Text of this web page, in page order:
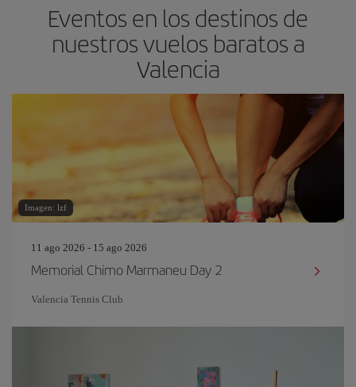
Eventos en los destinos de
nuestros vuelos baratos a
Valencia
Imagen: lzf
11 ago 2026 - 15 ago 2026
Memorial Chimo Marmaneu Day 2
Valencia Tennis Club